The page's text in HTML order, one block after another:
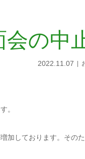
会の中
2022.11.07
。
加しております。その